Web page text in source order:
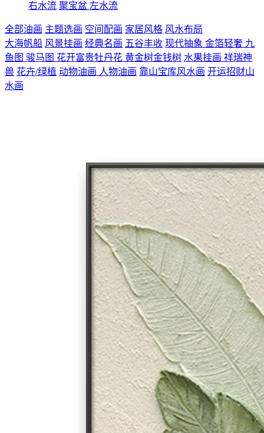
右水流 聚宝盆 左水流
全部油画 主题选画 空间配画 家居风格 风水布局
大海帆船 风景挂画 经典名画 五谷丰收 现代抽象 金箔轻奢 九
鱼图 骏马图 花开富贵牡丹花 黄金树金钱树 水果挂画 祥瑞神
兽 花卉/绿植 动物油画 人物油画 靠山宝库风水画 开运招财山
水画